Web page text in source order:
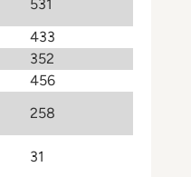
531
433
352
456
258
31